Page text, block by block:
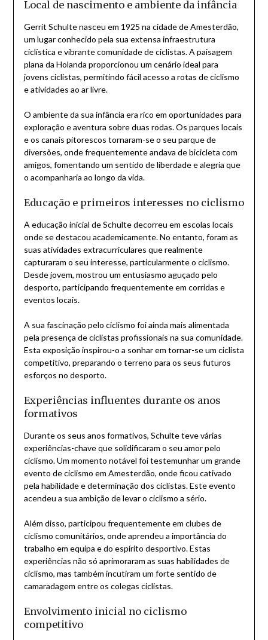
Local de nascimento e ambiente da infância
Gerrit Schulte nasceu em 1925 na cidade de Amesterdão,
um lugar conhecido pela sua extensa infraestrutura
ciclística e vibrante comunidade de ciclistas. A paisagem
plana da Holanda proporcionou um cenário ideal para
jovens ciclistas, permitindo fácil acesso a rotas de ciclismo
e atividades ao ar livre.
O ambiente da sua infância era rico em oportunidades para
exploração e aventura sobre duas rodas. Os parques locais
e os canais pitorescos tornaram-se o seu parque de
diversões, onde frequentemente andava de bicicleta com
amigos, fomentando um sentido de liberdade e alegria que
o acompanharia ao longo da vida.
Educação e primeiros interesses no ciclismo
A educação inicial de Schulte decorreu em escolas locais
onde se destacou academicamente. No entanto, foram as
suas atividades extracurriculares que realmente
capturaram o seu interesse, particularmente o ciclismo.
Desde jovem, mostrou um entusiasmo aguçado pelo
desporto, participando frequentemente em corridas e
eventos locais.
A sua fascinação pelo ciclismo foi ainda mais alimentada
pela presença de ciclistas profissionais na sua comunidade.
Esta exposição inspirou-o a sonhar em tornar-se um ciclista
competitivo, preparando o terreno para os seus futuros
esforços no desporto.
Experiências influentes durante os anos
formativos
Durante os seus anos formativos, Schulte teve várias
experiências-chave que solidificaram o seu amor pelo
ciclismo. Um momento notável foi testemunhar um grande
evento de ciclismo em Amesterdão, onde ficou cativado
pela habilidade e determinação dos ciclistas. Este evento
acendeu a sua ambição de levar o ciclismo a sério.
Além disso, participou frequentemente em clubes de
ciclismo comunitários, onde aprendeu a importância do
trabalho em equipa e do espírito desportivo. Estas
experiências não só aprimoraram as suas habilidades de
ciclismo, mas também incutiram um forte sentido de
camaradagem entre os colegas ciclistas.
Envolvimento inicial no ciclismo
competitivo